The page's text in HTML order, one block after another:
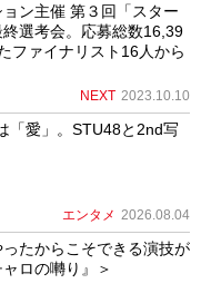
ン主催 第３回「スター
選考会。応募総数16,39
ファイナリスト16人から
NEXT 2023.10.10
「愛」。STU48と2nd写
エンタメ 2026.08.04
たからこそできる演技が
ロの囀り』＞